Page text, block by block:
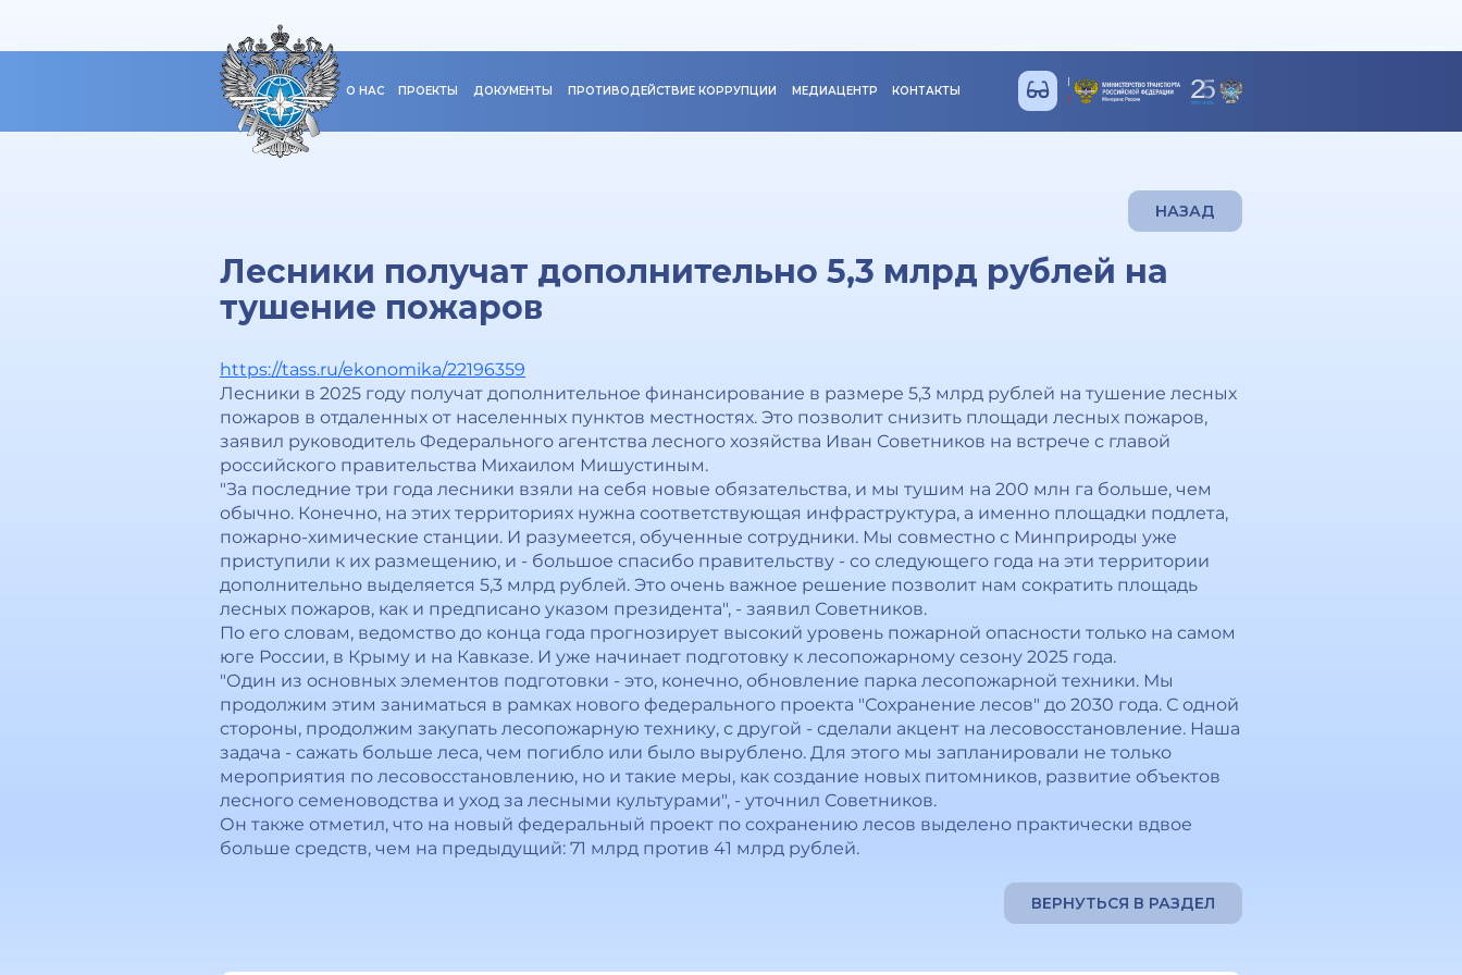
О НАС ПРОЕКТЫ ДОКУМЕНТЫ ПРОТИВОДЕЙСТВИЕ КОРРУПЦИИ МЕДИАЦЕНТР КОНТАКТЫ
НАЗАД
Лесники получат дополнительно 5,3 млрд рублей на
тушение пожаров
https://tass.ru/ekonomika/22196359
Лесники в 2025 году получат дополнительное финансирование в размере 5,3 млрд рублей на тушение лесных
пожаров в отдаленных от населенных пунктов местностях. Это позволит снизить площади лесных пожаров,
заявил руководитель Федерального агентства лесного хозяйства Иван Советников на встрече с главой
российского правительства Михаилом Мишустиным.
"За последние три года лесники взяли на себя новые обязательства, и мы тушим на 200 млн га больше, чем
обычно. Конечно, на этих территориях нужна соответствующая инфраструктура, а именно площадки подлета,
пожарно-химические станции. И разумеется, обученные сотрудники. Мы совместно с Минприроды уже
приступили к их размещению, и - большое спасибо правительству - со следующего года на эти территории
дополнительно выделяется 5,3 млрд рублей. Это очень важное решение позволит нам сократить площадь
лесных пожаров, как и предписано указом президента", - заявил Советников.
По его словам, ведомство до конца года прогнозирует высокий уровень пожарной опасности только на самом
юге России, в Крыму и на Кавказе. И уже начинает подготовку к лесопожарному сезону 2025 года.
"Один из основных элементов подготовки - это, конечно, обновление парка лесопожарной техники. Мы
продолжим этим заниматься в рамках нового федерального проекта "Сохранение лесов" до 2030 года. С одной
стороны, продолжим закупать лесопожарную технику, с другой - сделали акцент на лесовосстановление. Наша
задача - сажать больше леса, чем погибло или было вырублено. Для этого мы запланировали не только
мероприятия по лесовосстановлению, но и такие меры, как создание новых питомников, развитие объектов
лесного семеноводства и уход за лесными культурами", - уточнил Советников.
Он также отметил, что на новый федеральный проект по сохранению лесов выделено практически вдвое
больше средств, чем на предыдущий: 71 млрд против 41 млрд рублей.
ВЕРНУТЬСЯ В РАЗДЕЛ